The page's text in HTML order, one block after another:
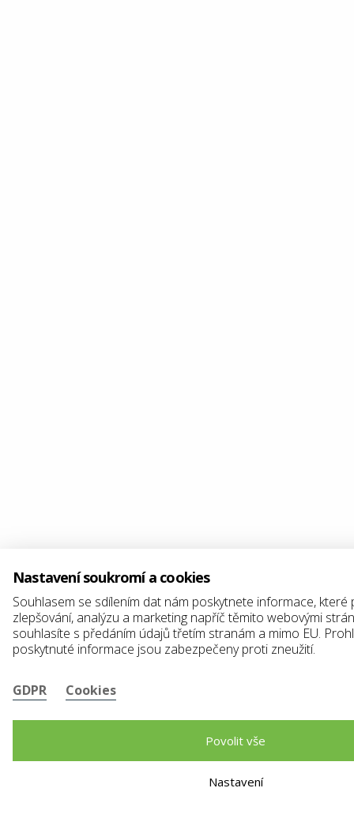
Nastavení soukromí a cookies
Souhlasem se sdílením dat nám poskytnete informace,
zlepšování, analýzu a marketing napříč těmito webovými
souhlasíte s předáním údajů třetím stranám a mimo EU.
poskytnuté informace jsou zabezpečeny proti zneužití.
GDPR Cookies
Povolit vše
Nastavení